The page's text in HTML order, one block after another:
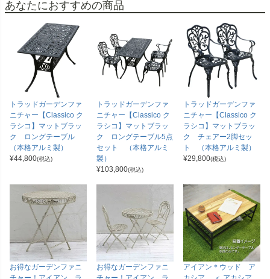
あなたにおすすめの商品
トラッドガーデンファ
ニチャー【Classico ク
ラシコ】マットブラッ
ク ロングテーブル
（本格アルミ製）
¥44,800(税込)
トラッドガーデンファ
ニチャー【Classico ク
ラシコ】マットブラッ
ク ロングテーブル5点
セット （本格アルミ
製）
¥103,800(税込)
トラッドガーデンファ
ニチャー【Classico ク
ラシコ】マットブラッ
ク チェアー2脚セッ
ト （本格アルミ製）
¥29,800(税込)
お得なガーデンファニ
お得なガーデンファニ
アイアン＊ウッド ア